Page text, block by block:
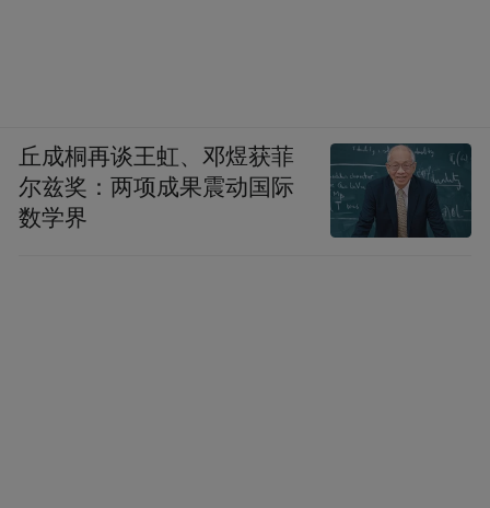
丘成桐再谈王虹、邓煜获菲
尔兹奖：两项成果震动国际
数学界